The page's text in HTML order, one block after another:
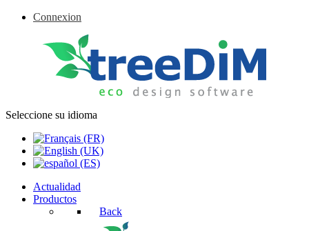
Connexion
Seleccione su idioma
Actualidad
Productos
Back